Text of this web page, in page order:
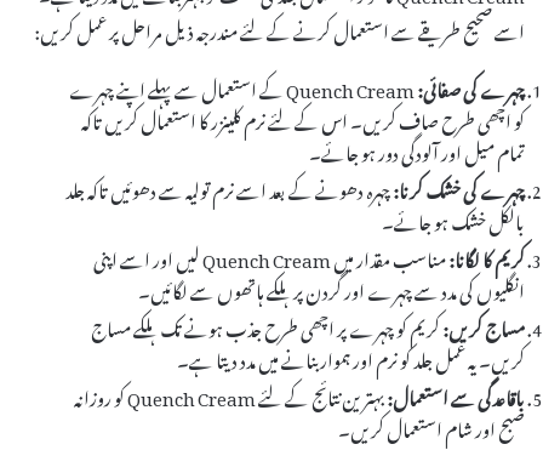
اسے صحیح طریقے سے استعمال کرنے کے لئے مندرجہ ذیل مراحل پر عمل کریں:
چہرے کی صفائی:
Quench Cream کے استعمال سے پہلے اپنے چہرے
کو اچھی طرح صاف کریں۔ اس کے لئے نرم کلینزر کا استعمال کریں تاکہ
تمام میل اور آلودگی دور ہو جائے۔
چہرے کی خشک کرنا:چہرہ دھونے کے بعد اسے نرم تولیہ سے دھوئیں تاکہ جلد
بالکل خشک ہو جائے۔
کریم کا لگانا:
مناسب مقدار میں Quench Cream لیں اور اسے اپنی
انگلیوں کی مدد سے چہرے اور گردن پر ہلکے ہاتھوں سے لگائیں۔
مساج کریں:کریم کو چہرے پر اچھی طرح جذب ہونے تک ہلکے مساج
کریں۔ یہ عمل جلد کو نرم اور ہموار بنانے میں مدد دیتا ہے۔
باقاعدگی سے استعمال:
بہترین نتائج کے لئے Quench Cream کو روزانہ
صبح اور شام استعمال کریں۔